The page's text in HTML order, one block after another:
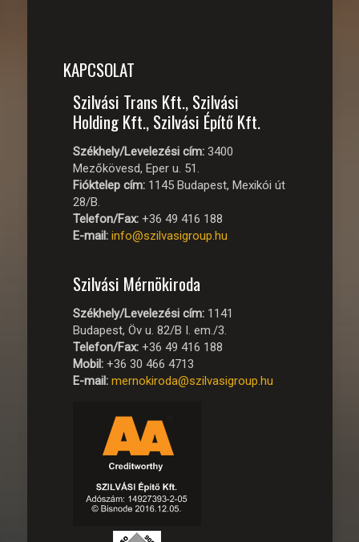
KAPCSOLAT
Szilvási Trans Kft., Szilvási
Holding Kft., Szilvási Építő Kft.
Székhely/Levelezési cím:3400
Mezőkövesd, Eper u. 51.
Fióktelep cím:1145 Budapest, Mexikói út
28/B.
Telefon/Fax:+36 49 416 188
E-mail: info@szilvasigroup.hu
Szilvási Mérnökiroda
Székhely/Levelezési cím:1141
Budapest, Öv u. 82/B I. em./3.
Telefon/Fax:+36 49 416 188
Mobil:+36 30 466 4713
E-mail: mernokiroda@szilvasigroup.hu